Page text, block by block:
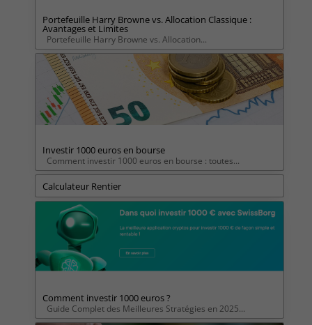
Portefeuille Harry Browne vs. Allocation Classique :
Avantages et Limites
Portefeuille Harry Browne vs. Allocation...
Investir 1000 euros en bourse
Comment investir 1000 euros en bourse : toutes...
Calculateur Rentier
Comment investir 1000 euros ?
Guide Complet des Meilleures Stratégies en 2025...